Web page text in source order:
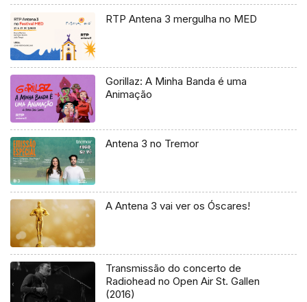
RTP Antena 3 mergulha no MED
Gorillaz: A Minha Banda é uma
Animação
Antena 3 no Tremor
A Antena 3 vai ver os Óscares!
Transmissão do concerto de
Radiohead no Open Air St. Gallen
(2016)